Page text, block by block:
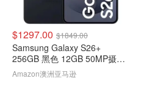
$1297.00 $1849.00
Samsung Galaxy S26+
256GB 黑色 12GB 50MP摄像
头
Amazon澳洲亚马逊